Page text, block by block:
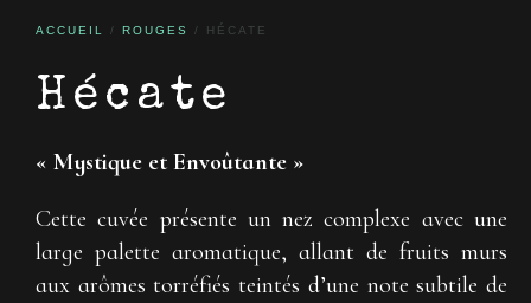
ACCUEIL / ROUGES / HÉCATE
Hécate
« Mystique et Envoûtante »
Cette cuvée présente un nez complexe avec une
large palette aromatique, allant de fruits murs
aux arômes torréfiés teintés d’une note subtile de